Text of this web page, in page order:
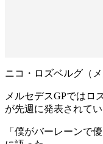
ニコ・ロズベルグ（
メルセデスGPではロ
が先週に発表されてい
「僕がバーレーンで